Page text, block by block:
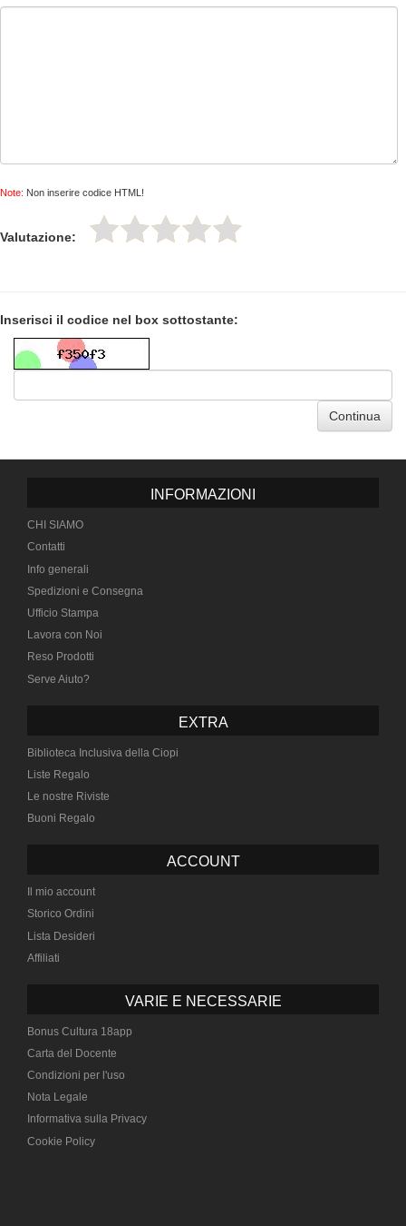
Note: Non inserire codice HTML!
Valutazione:
Inserisci il codice nel box sottostante:
Continua
INFORMAZIONI
CHI SIAMO
Contatti
Info generali
Spedizioni e Consegna
Ufficio Stampa
Lavora con Noi
Reso Prodotti
Serve Aiuto?
EXTRA
Biblioteca Inclusiva della Ciopi
Liste Regalo
Le nostre Riviste
Buoni Regalo
ACCOUNT
Il mio account
Storico Ordini
Lista Desideri
Affiliati
VARIE E NECESSARIE
Bonus Cultura 18app
Carta del Docente
Condizioni per l'uso
Nota Legale
Informativa sulla Privacy
Cookie Policy